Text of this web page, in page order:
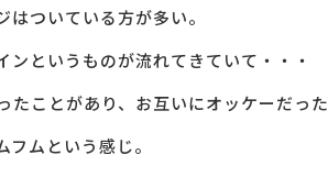
ついている方が多い。
ンというものが流れてきていて・・・
たことがあり、お互いにオッケーだっ
ムという感じ。